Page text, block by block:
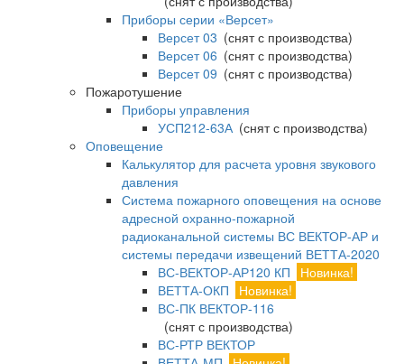
Приборы серии «Версет»
Версет 03 (снят с производства)
Версет 06 (снят с производства)
Версет 09 (снят с производства)
Пожаротушение
Приборы управления
УСП212-63А(снят с производства)
Оповещение
Калькулятор для расчета уровня звукового
давления
Система пожарного оповещения на основе
адресной охранно-пожарной
радиоканальной системы ВС ВЕКТОР-АР и
системы передачи извещений ВЕТТА-2020
ВС-ВЕКТОР-АР120 КП
Новинка!
ВЕТТА-ОКП
Новинка!
ВС-ПК ВЕКТОР-116
(снят с производства)
ВС-РТР ВЕКТОР